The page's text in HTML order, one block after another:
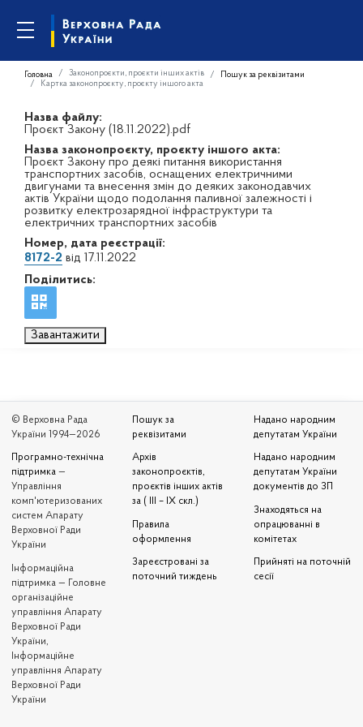
Головна Законопроєкти, проєкти інших актів
Пошук за реквізитами
Картка законопроєкту, проєкту іншого акта
Назва файлу:
Проєкт Закону (18.11.2022).pdf
Назва законопроєкту, проєкту іншого акта:
Проєкт Закону про деякі питання використання
транспортних засобів, оснащених електричними
двигунами та внесення змін до деяких законодавчих
актів України щодо подолання паливної залежності і
розвитку електрозарядної інфраструктури та
електричних транспортних засобів
Номер, дата реєстрації:
8172-2 від 17.11.2022
Поділитись:
Завантажити
© Верховна Рада
України 1994—2026
Програмно-технічна
підтримка —
Управління
комп'ютеризованих
систем Апарату
Верховної Ради
України
Iнформаційна
підтримка — Головне
організаційне
управління Апарату
Верховної Ради
України,
Інформаційне
управління Апарату
Верховної Ради
України
Пошук за
реквізитами
Архів
законопроєктів,
проєктів інших актів
за ( III – IX скл.)
Правила
оформлення
Зареєстровані за
поточний тиждень
Надано народним
депутатам України
Надано народним
депутатам України
документів до ЗП
Знаходяться на
опрацюванні в
комітетах
Прийняті на поточній
сесії